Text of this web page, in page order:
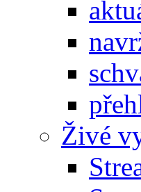
Živé